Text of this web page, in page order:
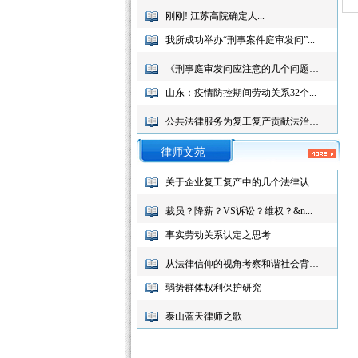
刚刚! 江苏高院确定人...
我所成功举办“刑事案件庭审发问”...
《刑事庭审发问应注意的几个问题》...
山东：疫情防控期间劳动关系32个...
公共法律服务为复工复产贡献法治力...
律师文苑
关于企业复工复产中的几个法律认识...
裁员？降薪？VS诉讼？维权？&n...
事实劳动关系认定之思考
从法律信仰的视角考察和谐社会背景...
弱势群体权利保护研究
泰山蓝天律师之歌